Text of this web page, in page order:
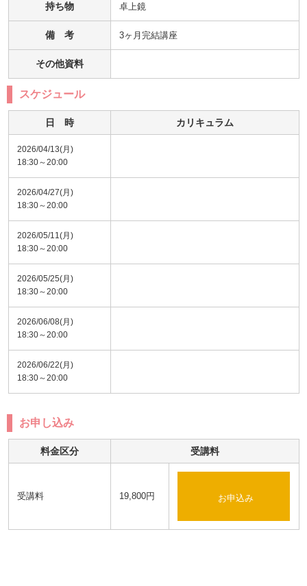
持ち物 卓上鏡
備 考 3ヶ月完結講座
その他資料
スケジュール
日 時 カリキュラム
2026/04/13(月)
18:30～20:00
2026/04/27(月)
18:30～20:00
2026/05/11(月)
18:30～20:00
2026/05/25(月)
18:30～20:00
2026/06/08(月)
18:30～20:00
2026/06/22(月)
18:30～20:00
お申し込み
料金区分 受講料
受講料 19,800円 お申込み